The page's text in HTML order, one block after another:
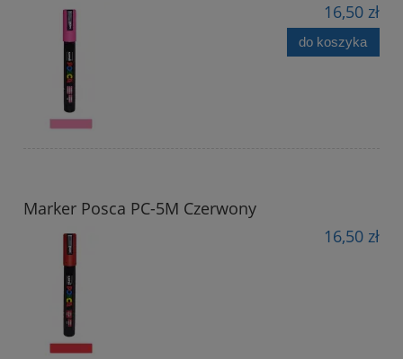
16,50 zł
do koszyka
Marker Posca PC-5M Czerwony
16,50 zł